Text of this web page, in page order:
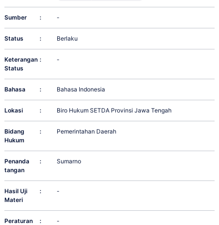
Sumber : -
Status : Berlaku
Keterangan
Status
: -
Bahasa : Bahasa Indonesia
Lokasi : Biro Hukum SETDA Provinsi Jawa Tengah
Bidang
Hukum
: Pemerintahan Daerah
Penanda
tangan
: Sumarno
Hasil Uji
Materi
: -
Peraturan
: -